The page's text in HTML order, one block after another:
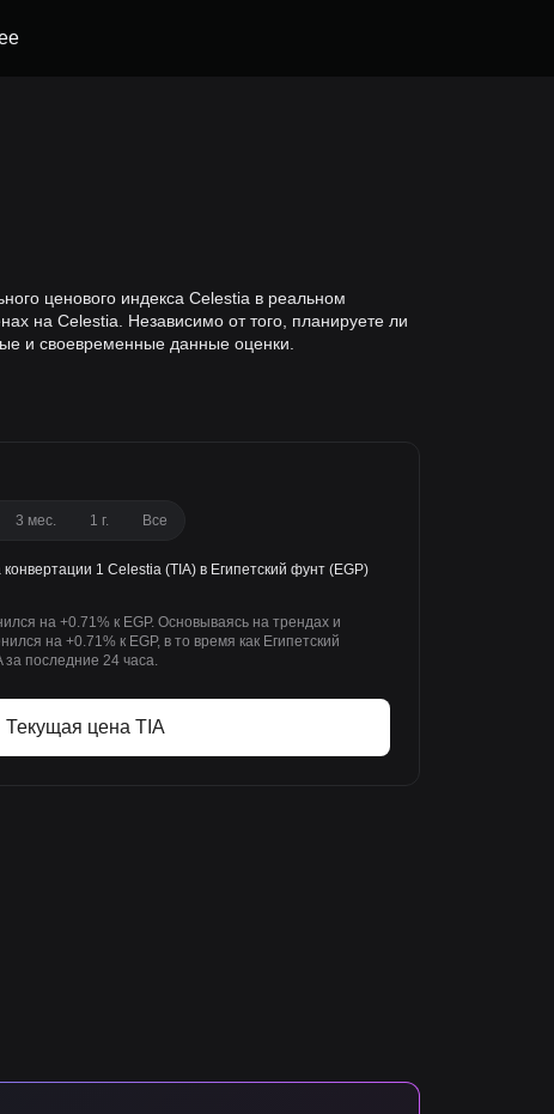
ценового индекса Celestia в реальном
на Celestia. Независимо от того, планируете ли
и своевременные данные оценки.
3 мес. 1 г. Все
1 Celestia (TIA) в Египетский фунт (EGP)
на +0.71% к EGP. Основываясь на трендах и
на +0.71% к EGP, в то время как Египетский
за последние 24 часа.
Текущая цена TIA